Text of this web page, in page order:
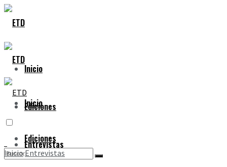
Inicio
Ediciones
Entrevistas
Inicio
Ediciones
InicioEntrevistas